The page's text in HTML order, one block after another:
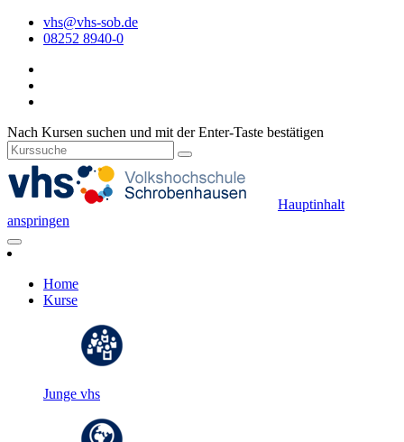
vhs@vhs-sob.de
08252 8940-0
Nach Kursen suchen und mit der Enter-Taste bestätigen
Hauptinhalt
anspringen
Home
Kurse
Junge vhs